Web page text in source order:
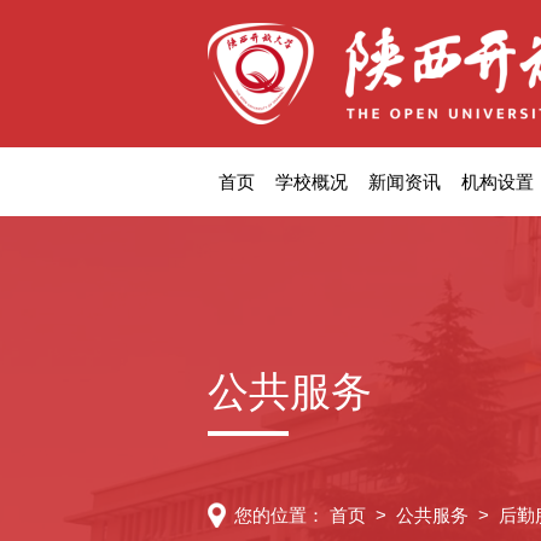
首页 学校概况 新闻资讯 机构设置
公共服务
您的位置： 首页 > 公共服务 > 后勤